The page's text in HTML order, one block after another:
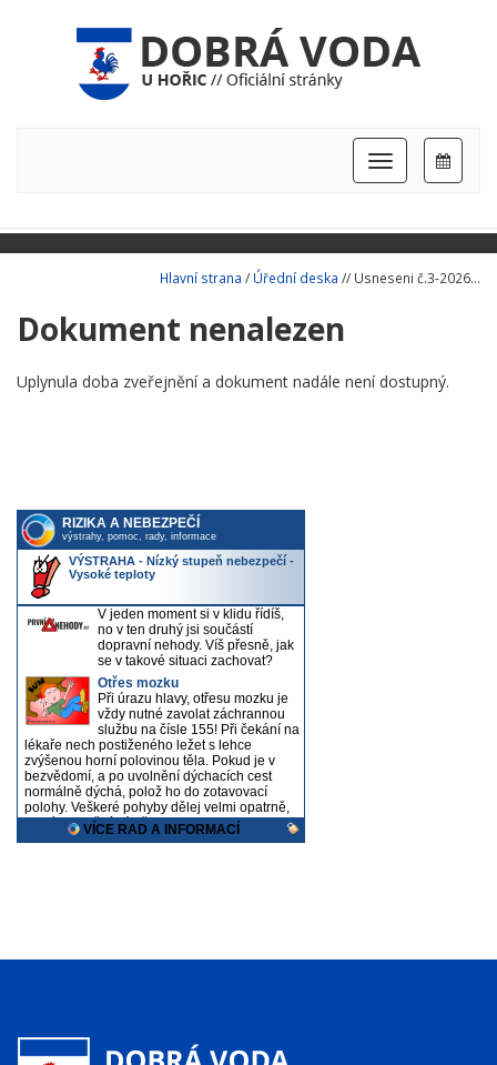
Hlavní
nabídka
Hlavní strana / Úřední deska // Usneseni č.3-2026...
Dokument nenalezen
Uplynula doba zveřejnění a dokument nadále není dostupný.